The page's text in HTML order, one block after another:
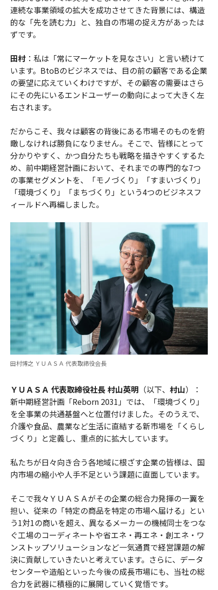
連続な事業領域の拡大を成功させてきた背景には、構造
的な「先を読む力」と、独自の市場の捉え方があったは
ずです。
田村：私は「常にマーケットを見なさい」と言い続けて
います。BtoBのビジネスでは、目の前の顧客である企業
の要望に応えていくわけですが、その顧客の需要はさら
にその先にいるエンドユーザーの動向によって大きく左
右されます。
だからこそ、我々は顧客の背後にある市場そのものを俯
瞰しなければ勝負になりません。そこで、皆様にとって
分かりやすく、かつ自分たちも戦略を描きやすくするた
め、前中期経営計画において、それまでの専門的な7つ
の事業セグメントを、「モノづくり」「すまいづくり」
「環境づくり」「まちづくり」という4つのビジネスフ
ィールドへ再編しました。
田村博之 ＹＵＡＳＡ 代表取締役会長
ＹＵＡＳＡ 代表取締役社長 村山英明（以下、 村山）：
新中期経営計画「Reborn 2031」では、「環境づくり」
を全事業の共通基盤へと位置付けました。そのうえで、
介護や食品、農業など生活に直結する新市場を「くらし
づくり」と定義し、重点的に拡大しています。
私たちが日々向き合う各地域に根ざす企業の皆様は、国
内市場の縮小や人手不足という課題に直面しています。
そこで我々ＹＵＡＳＡがその企業の総合力発揮の一翼を
担い、従来の「特定の商品を特定の市場へ届ける」とい
う1対1の商いを超え、異なるメーカーの機械同士をつな
ぐ工場のコーディネートや省エネ・再エネ・創エネ・ワ
ンストップソリューションなど一気通貫で経営課題の解
決に貢献していきたいと考えています。さらに、データ
センターや造船といった今後の成長市場にも、当社の総
合力を武器に積極的に展開していく覚悟です。